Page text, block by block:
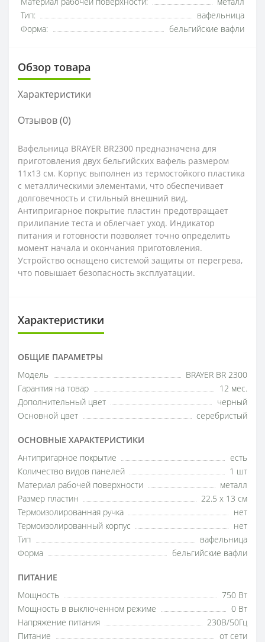
Тип:
вафельница
Форма:
бельгийские вафли
Обзор товара
Характеристики
Отзывов (0)
Вафельница BRAYER BR2300 предназначена для
приготовления двух бельгийских вафель размером
11x13 см. Корпус выполнен из термостойкого пластика
с металлическими элементами, что обеспечивает
долговечность и стильный внешний вид.
Антипригарное покрытие пластин предотвращает
прилипание теста и облегчает уход. Индикатор
питания и готовности позволяет точно определить
момент начала и окончания приготовления.
Устройство оснащено системой защиты от перегрева,
что повышает безопасность эксплуатации.
Характеристики
ОБЩИЕ ПАРАМЕТРЫ
Модель
BRAYER BR 2300
Гарантия на товар
12 мес.
Дополнительный цвет
черный
Основной цвет
серебристый
ОСНОВНЫЕ ХАРАКТЕРИСТИКИ
Антипригарное покрытие
есть
Количество видов панелей
1 шт
Материал рабочей поверхности
металл
Размер пластин
22.5 x 13 см
Термоизолированная ручка
нет
Термоизолированный корпус
нет
Тип
вафельница
Форма
бельгийские вафли
ПИТАНИЕ
Мощность
750 Вт
Мощность в выключенном режиме
0 Вт
Напряжение питания
230В/50Гц
Питание
от сети